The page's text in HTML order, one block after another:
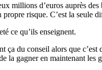
millions d’euros auprès
risque. C’est la seule
ce qu’ils enseignent.
du conseil alors que
la gagner en maintenant les